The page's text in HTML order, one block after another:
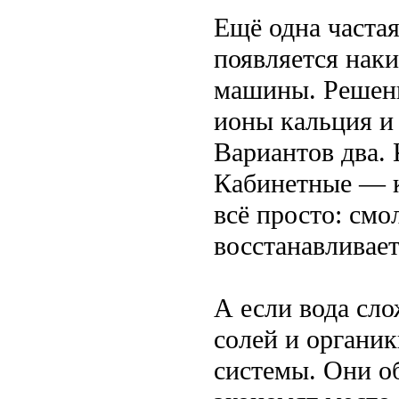
Ещё одна
появляется
машины.
ионы кальция
Вариантов
Кабинетные —
всё просто:
А если вода
солей и
системы. Они